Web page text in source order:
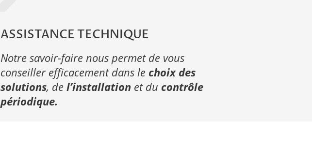
ASSISTANCE TECHNIQUE
Notre savoir-faire nous permet de vous
conseiller efficacement dans le choix des
solutions, de l’installation et du contrôle
périodique.